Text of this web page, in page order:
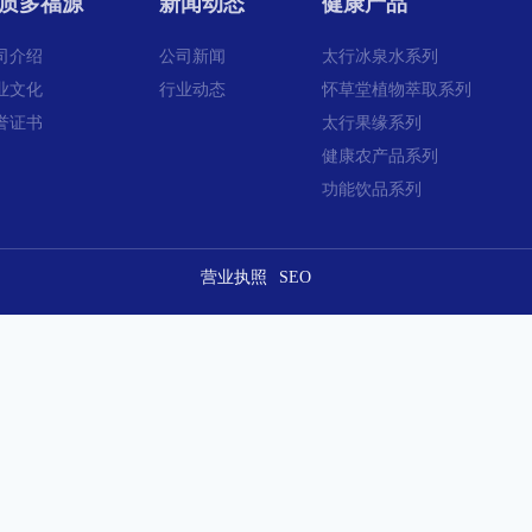
介绍
文化
证书
公司新闻
行业动态
太行冰泉水系列
怀草堂植物萃取系列
太行果缘系列
健康农产品系列
功能饮品系列
营业执照 SEO